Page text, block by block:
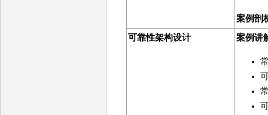
案例剖
可靠性架构设计
案例讲